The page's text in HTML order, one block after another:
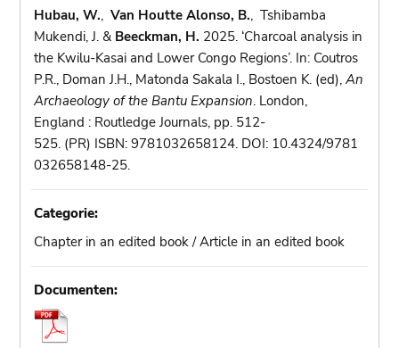
Hubau, W.,Van Houtte Alonso, B., Tshibamba
Mukendi, J. & Beeckman, H. 2025. ‘Charcoal analysis in
the Kwilu-Kasai and Lower Congo Regions’. In: Coutros
P.R., Doman J.H., Matonda Sakala I., Bostoen K. (ed),An
Archaeology of the Bantu Expansion. London,
England : Routledge Journals, pp. 512-
525. (PR) ISBN: 9781032658124. DOI: 10.4324/9781
032658148-25.
Categorie:
Chapter in an edited book / Article in an edited book
Documenten: